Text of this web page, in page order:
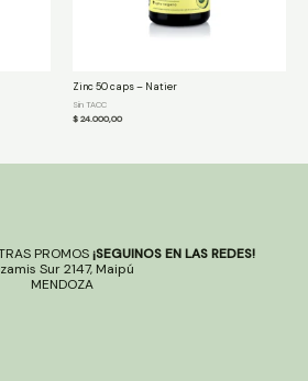
Zinc 50 caps – Natier
Sin TACC
$24.000,00
PROMOS¡SEGUINOS EN LAS REDES!
Sur 2147, Maipú
MENDOZA